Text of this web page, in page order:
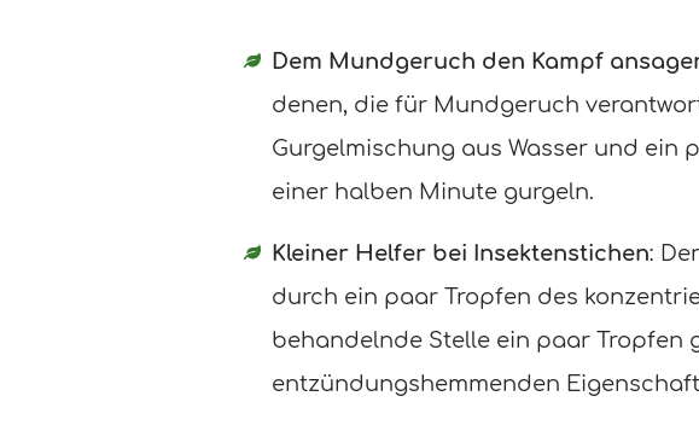
Dem Mundgeruch den Kampf
denen, die für Mundgeruch
Gurgelmischung aus Wasser und ein
einer halben Minute gurgeln.
Kleiner Helfer bei Insektenstichen:
durch ein paar Tropfen des
behandelnde Stelle ein paar Tropfen
entzündungshemmenden